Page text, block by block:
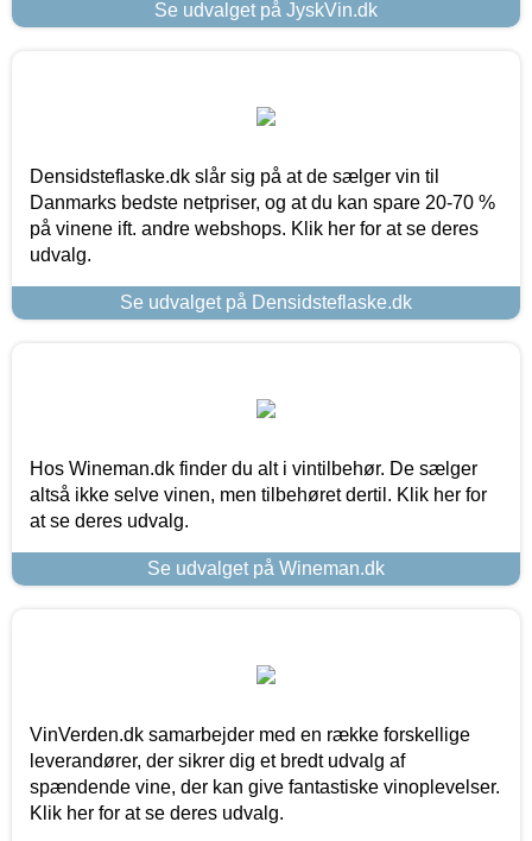
Se udvalget på JyskVin.dk
Densidsteflaske.dk slår sig på at de sælger vin til
Danmarks bedste netpriser, og at du kan spare 20-70 %
på vinene ift. andre webshops. Klik her for at se deres
udvalg.
Se udvalget på Densidsteflaske.dk
Hos Wineman.dk finder du alt i vintilbehør. De sælger
altså ikke selve vinen, men tilbehøret dertil. Klik her for
at se deres udvalg.
Se udvalget på Wineman.dk
VinVerden.dk samarbejder med en række forskellige
leverandører, der sikrer dig et bredt udvalg af
spændende vine, der kan give fantastiske vinoplevelser.
Klik her for at se deres udvalg.